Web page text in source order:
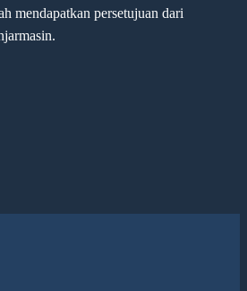
mendapatkan persetujuan dari